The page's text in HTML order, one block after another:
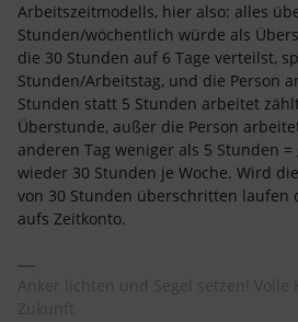
Arbeitszeitmodells, hier also: alles
Stunden/wöchentlich würde als
die 30 Stunden auf 6 Tage verteilst,
Stunden/Arbeitstag, und die Person
Stunden statt 5 Stunden arbeitet
Überstunde, außer die Person
anderen Tag weniger als 5 Stunden
wieder 30 Stunden je Woche. Wird
von 30 Stunden überschritten laufen
aufs Zeitkonto.